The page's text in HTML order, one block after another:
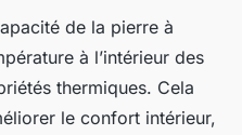
de la pierre à
à l’intérieur des
thermiques. Cela
le confort intérieur,